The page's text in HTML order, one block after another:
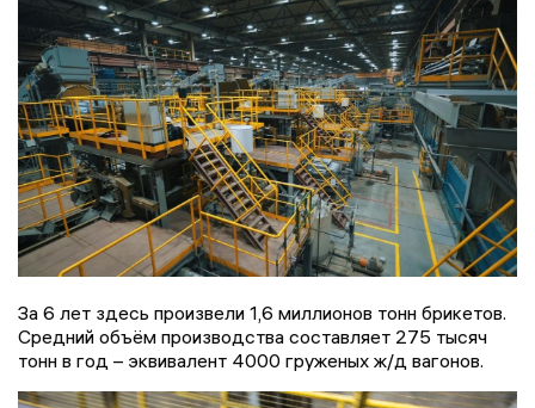
За 6 лет здесь произвели 1,6 миллионов тонн брикетов.
Средний объём производства составляет 275 тысяч
тонн в год – эквивалент 4000 груженых ж/д вагонов.